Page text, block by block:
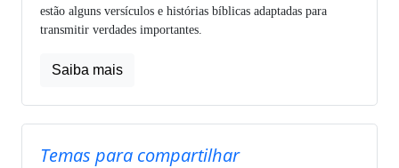
estão alguns versículos e histórias bíblicas adaptadas para
transmitir verdades importantes.
Saiba mais
Temas para compartilhar